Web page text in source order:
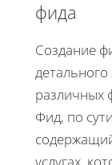
фида
Создание
детального
различных
Фид, по
услугах,